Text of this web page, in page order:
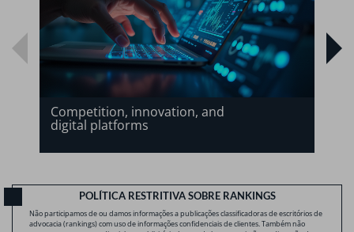
Competition, innovation, and
digital platforms
POLÍTICA RESTRITIVA SOBRE RANKINGS
Não participamos de ou damos informações a publicações classificadoras de escritórios de
advocacia (rankings) com uso de informações confidenciais de clientes. Também não